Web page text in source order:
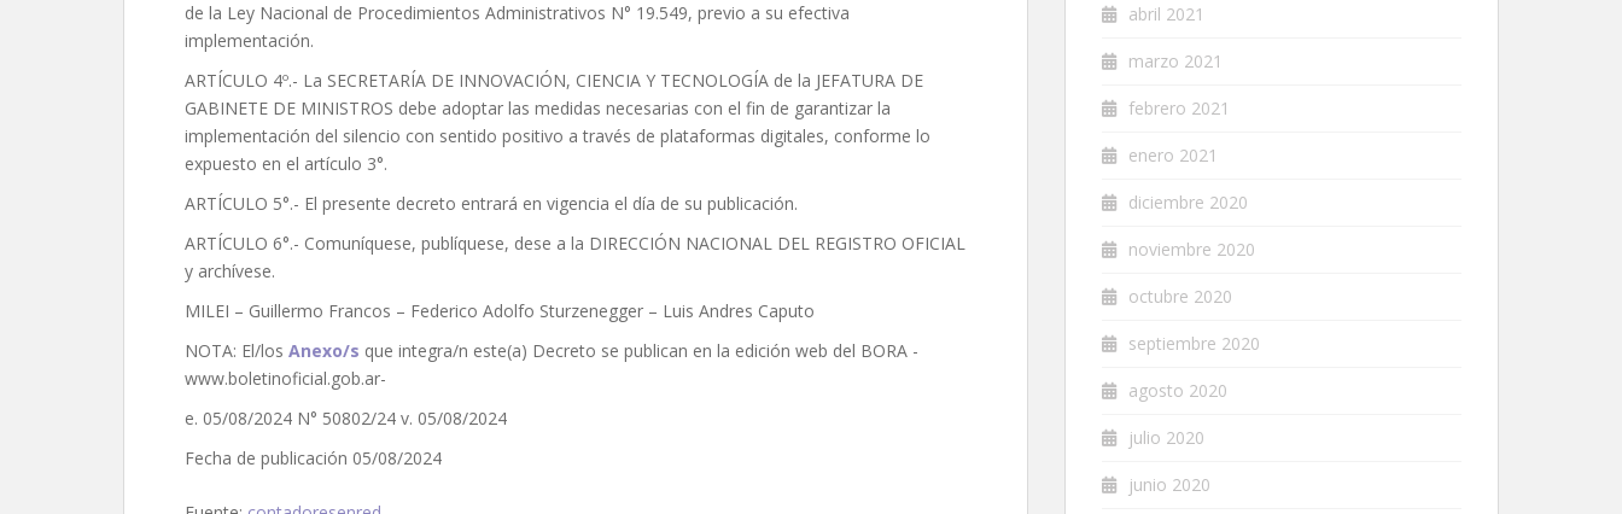
de la Ley Nacional de Procedimientos Administrativos N° 19.549, previo a su efectiva
implementación.
ARTÍCULO 4º.- La SECRETARÍA DE INNOVACIÓN, CIENCIA Y TECNOLOGÍA de la JEFATURA DE
GABINETE DE MINISTROS debe adoptar las medidas necesarias con el fin de garantizar la
implementación del silencio con sentido positivo a través de plataformas digitales, conforme lo
expuesto en el artículo 3°.
ARTÍCULO 5°.- El presente decreto entrará en vigencia el día de su publicación.
ARTÍCULO 6°.- Comuníquese, publíquese, dese a la DIRECCIÓN NACIONAL DEL REGISTRO OFICIAL
y archívese.
MILEI – Guillermo Francos – Federico Adolfo Sturzenegger – Luis Andres Caputo
NOTA: El/los Anexo/s que integra/n este(a) Decreto se publican en la edición web del BORA -
www.boletinoficial.gob.ar-
e. 05/08/2024 N° 50802/24 v. 05/08/2024
Fecha de publicación 05/08/2024
abril 2021
marzo 2021
febrero 2021
enero 2021
diciembre 2020
noviembre 2020
octubre 2020
septiembre 2020
agosto 2020
julio 2020
junio 2020